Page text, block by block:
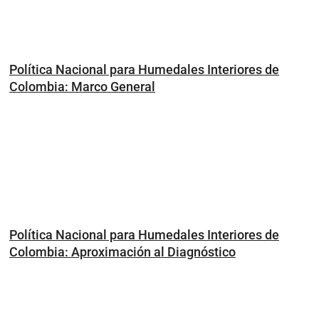
Política Nacional para Humedales Interiores de
Colombia: Marco General
Política Nacional para Humedales Interiores de
Colombia: Aproximación al Diagnóstico